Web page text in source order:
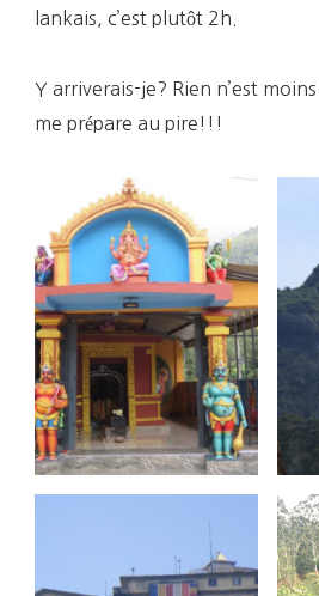
lankais, c’est plutôt 2h.
Y arriverais-je? Rien n’est
me prépare au pire!!!